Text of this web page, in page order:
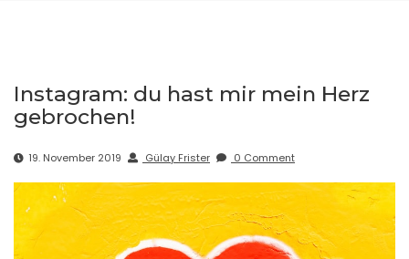
Instagram: du hast mir mein Herz
gebrochen!
19. November 2019 Gülay Frister 0 Comment